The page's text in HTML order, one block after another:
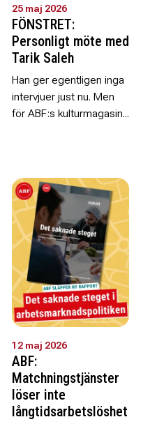
25 maj 2026
FÖNSTRET:
Personligt möte med
Tarik Saleh
Han ger egentligen inga
intervjuer just nu. Men
för ABF:s kulturmagasin...
12 maj 2026
ABF:
Matchningstjänster
löser inte
långtidsarbetslöshet